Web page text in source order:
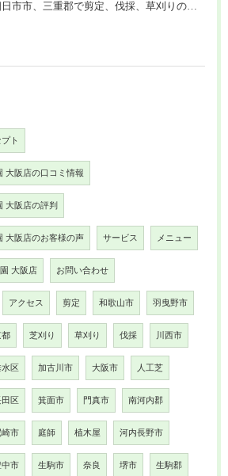
四日市市、三重郡で剪定、伐採、草刈りの作業を頼むなら はなまる造園
ト
大阪店の口コミ情報
大阪店の評判
大阪店のお客様の声 サービス メニュー
大阪店 お問い合わせ
アクセス 剪定 和歌山市 羽曳野市
都 芝刈り 草刈り 伐採 川西市
区 加古川市 大阪市 人工芝
区 箕面市 門真市 南河内郡
崎市 庭師 植木屋 河内長野市
中市 生駒市 奈良 堺市 生駒郡